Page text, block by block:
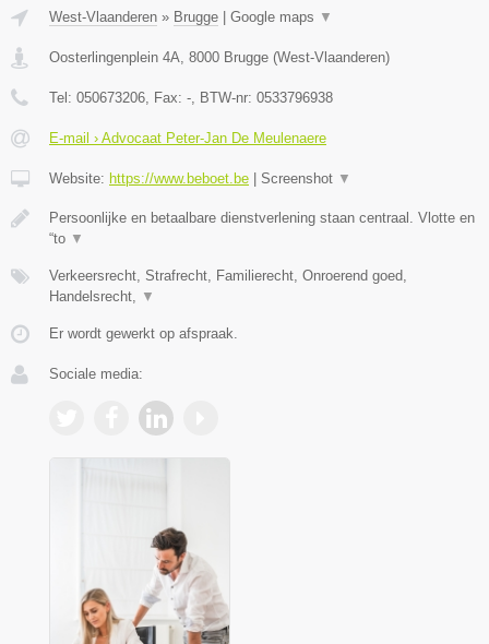
West-Vlaanderen » Brugge Google maps ▼
Oosterlingenplein 4A, 8000 Brugge (West-Vlaanderen)
Tel: 050673206, Fax: -, BTW-nr: 0533796938
E-mail › Advocaat Peter-Jan De Meulenaere
Website: https://www.beboet.be Screenshot ▼
Persoonlijke en betaalbare dienstverlening staan centraal. Vlotte en
“to ▼
Verkeersrecht, Strafrecht, Familierecht, Onroerend goed,
Handelsrecht, ▼
Er wordt gewerkt op afspraak.
Sociale media: